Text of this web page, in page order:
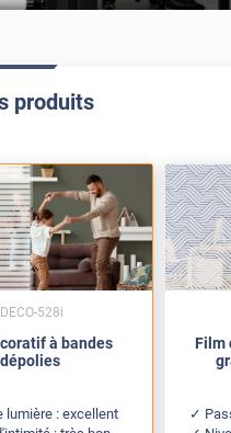
produits
à bandes
dépolies
lumière : excellent
DECO-528i
Film